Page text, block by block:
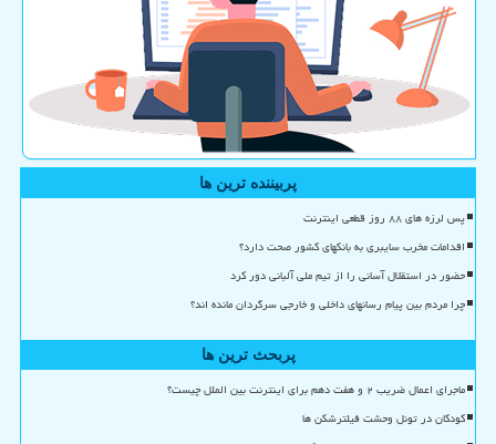
پربیننده ترین ها
پس لرزه های ۸۸ روز قطعی اینترنت
اقدامات مخرب سایبری به بانکهای کشور صحت دارد؟
حضور در استقلال آسانی را از تیم ملی آلبانی دور کرد
چرا مردم بین پیام رسانهای داخلی و خارجی سرگردان مانده اند؟
پربحث ترین ها
ماجرای اعمال ضریب ۲ و هفت دهم برای اینترنت بین الملل چیست؟
کودکان در تونل وحشت فیلترشکن ها